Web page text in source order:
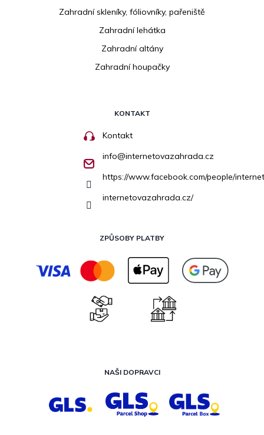
Zahradní skleníky, fóliovníky, pařeniště
Zahradní lehátka
Zahradní altány
Zahradní houpačky
KONTAKT
Kontakt
info@internetovazahrada.cz
https://www.facebook.com/people/
internetovazahrada.cz/
ZPŮSOBY PLATBY
NAŠI DOPRAVCI